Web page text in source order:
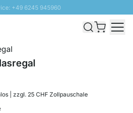
+49 6245 945960
Bis zu 20% Rabatt
| zzgl. 25 CHF Zollpauschale